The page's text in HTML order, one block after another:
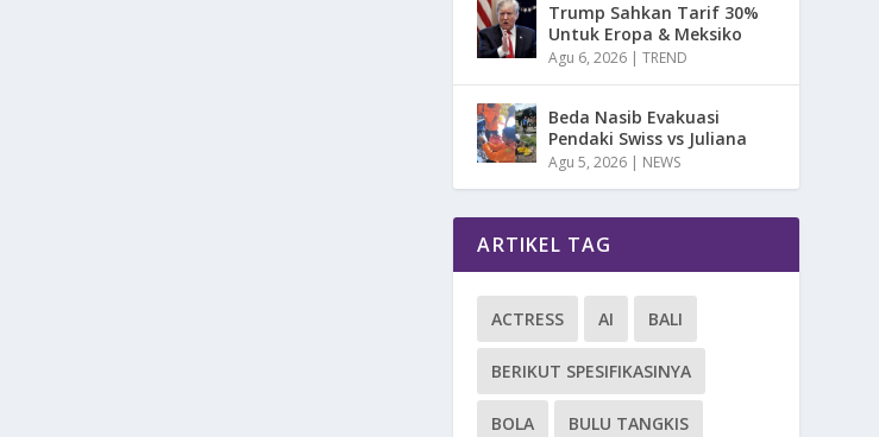
Trump Sahkan Tarif 30%
Untuk Eropa & Meksiko
Agu 6, 2026 |TREND
Beda Nasib Evakuasi
Pendaki Swiss vs Juliana
Agu 5, 2026 | NEWS
ARTIKEL TAG
ACTRESS AI BALI
BERIKUT SPESIFIKASINYA
BOLA BULU TANGKIS